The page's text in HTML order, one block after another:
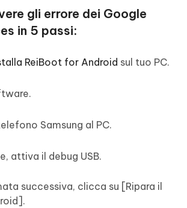
gli errore dei Google
in 5 passi:
ReiBoot for Android sul tuo PC.
Samsung al PC.
attiva il debug USB.
successiva, clicca su [Ripara il